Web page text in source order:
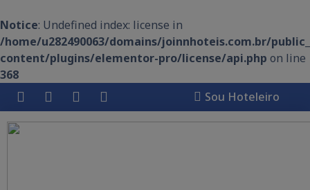
Notice: Undefined index: license in
/home/u282490063/domains/joinnhoteis.com.br/
content/plugins/elementor-pro/license/api.php on line
368
Sou Hoteleiro